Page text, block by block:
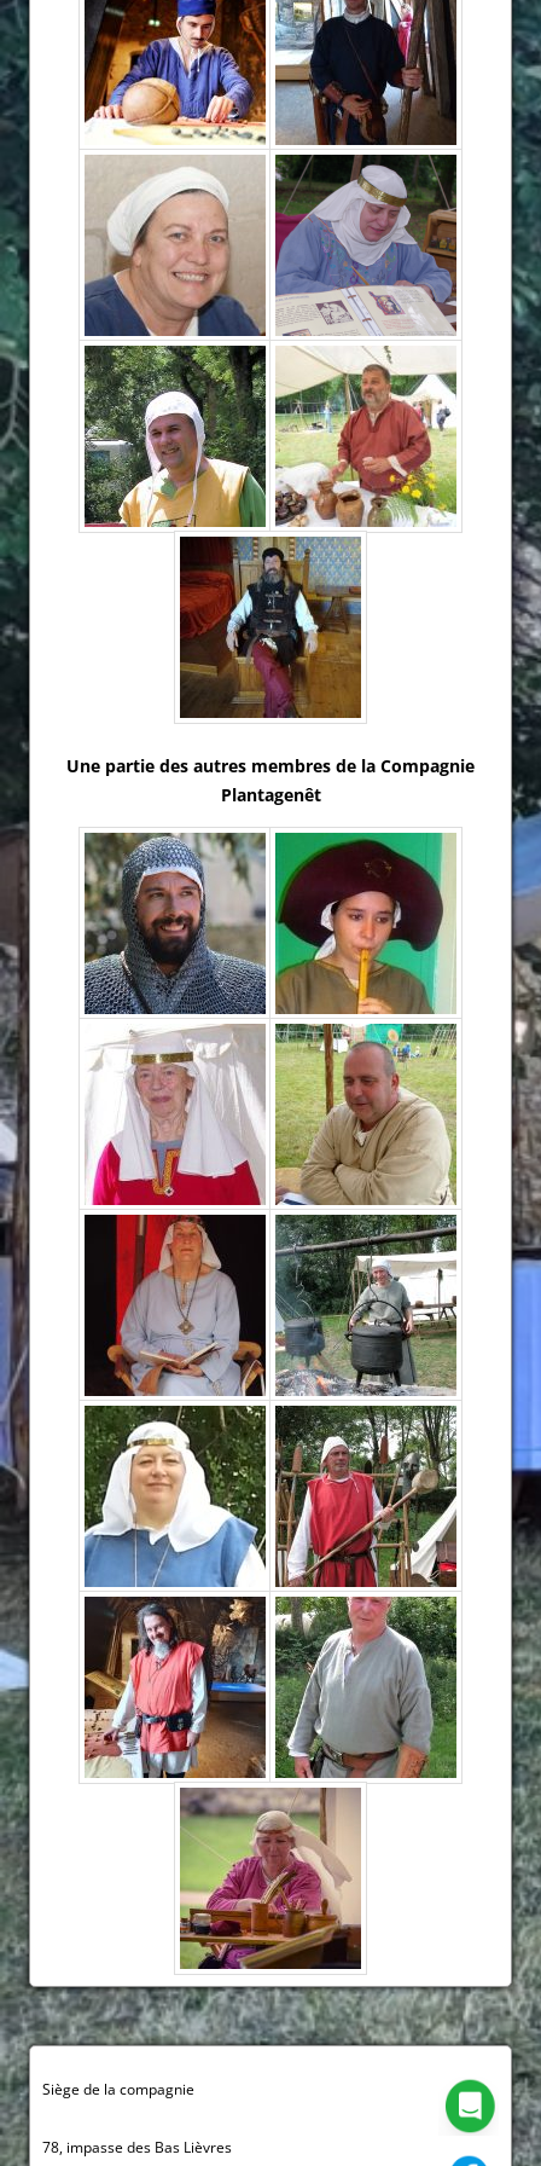
Une partie des autres membres de la Compagnie
Plantagenêt
Siège de la compagnie
78, impasse des Bas Lièvres